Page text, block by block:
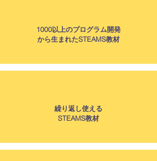
1000以上のプログラム開発
​から生まれたSTEAMS教材
繰り返し使える
STEAMS教材